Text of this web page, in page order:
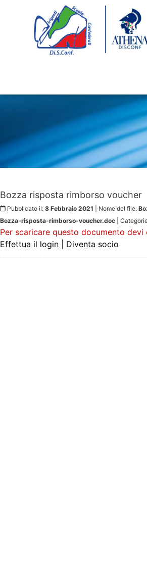
Bozza risposta rimborso voucher
Pubblicato il: 8 Febbraio 2021 | Nome del file:
Bozza-risposta-rimborso-voucher.doc |
Per scaricare questo documento devi
Effettua il login
Diventa socio